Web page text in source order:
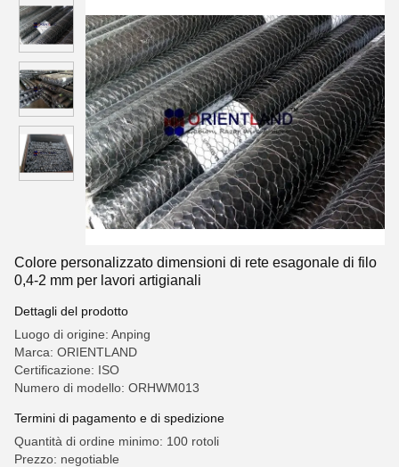
Colore personalizzato dimensioni di rete esagonale di filo
0,4-2 mm per lavori artigianali
Dettagli del prodotto
Luogo di origine: Anping
Marca: ORIENTLAND
Certificazione: ISO
Numero di modello: ORHWM013
Termini di pagamento e di spedizione
Quantità di ordine minimo: 100 rotoli
Prezzo: negotiable